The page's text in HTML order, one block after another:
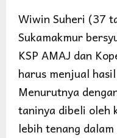
Wiwin Suheri (37
Sukamakmur
KSP AMAJ dan
harus menjual
Menurutnya
taninya dibeli oleh
lebih tenang